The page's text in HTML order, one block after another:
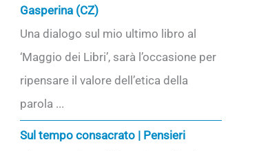
Gasperina (CZ)
Una dialogo sul mio ultimo libro al
‘Maggio dei Libri’, sarà l’occasione per
ripensare il valore dell’etica della
parola ...
Sul tempo consacrato | Pensieri